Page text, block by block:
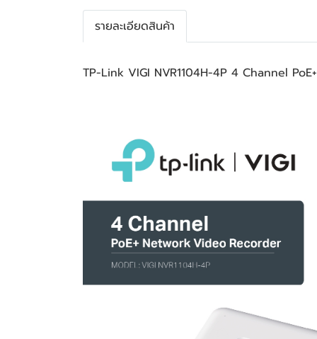
รายละเอียดสินค้า
TP-Link VIGI NVR1104H-4P 4 Channel